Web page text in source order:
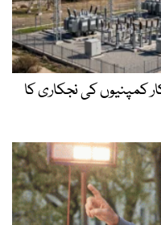
تقسیم کار کمپنیوں کی نجکاری کا